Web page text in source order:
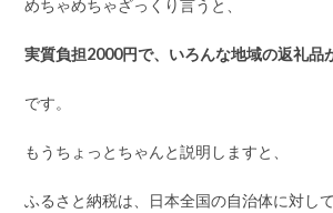
めちゃめちゃざっくり言うと、
実質負担2000円で、いろんな地域の返礼品
です。
もうちょっとちゃんと説明しますと、
ふるさと納税は、日本全国の自治体に対し